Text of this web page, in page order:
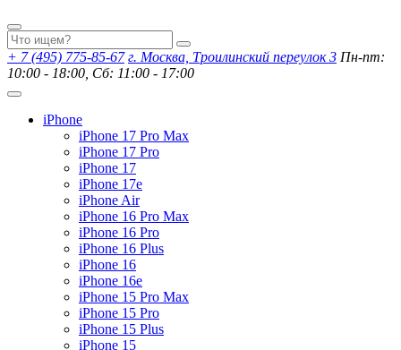
+ 7 (495) 775-85-67 г. Москва, Троилинский переулок 3 Пн-пт:
10:00 - 18:00, Сб: 11:00 - 17:00
iPhone
iPhone 17 Pro Max
iPhone 17 Pro
iPhone 17
iPhone 17e
iPhone Air
iPhone 16 Pro Max
iPhone 16 Pro
iPhone 16 Plus
iPhone 16
iPhone 16e
iPhone 15 Pro Max
iPhone 15 Pro
iPhone 15 Plus
iPhone 15